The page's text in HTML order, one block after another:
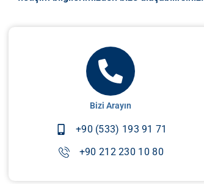
Bizi Arayın
+90 (533) 193 91 71
+90 212 230 10 80